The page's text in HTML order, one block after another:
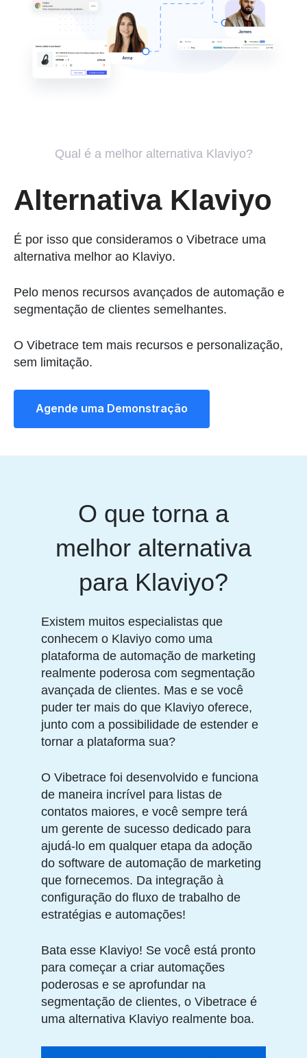
Alternativa Klaviyo
É por isso que consideramos o Vibetrace uma
alternativa melhor ao Klaviyo.
Pelo menos recursos avançados de automação e
segmentação de clientes semelhantes.
O Vibetrace tem mais recursos e personalização,
sem limitação.
Agende uma Demonstração
Qual é a melhor alternativa Klaviyo?
O que torna a
melhor alternativa
para Klaviyo?
Existem muitos especialistas que
conhecem o Klaviyo como uma
plataforma de automação de marketing
realmente poderosa com segmentação
avançada de clientes. Mas e se você
puder ter mais do que Klaviyo oferece,
junto com a possibilidade de estender e
tornar a plataforma sua?
O Vibetrace foi desenvolvido e funciona
de maneira incrível para listas de
contatos maiores, e você sempre terá
um gerente de sucesso dedicado para
ajudá-lo em qualquer etapa da adoção
do software de automação de marketing
que fornecemos. Da integração à
configuração do fluxo de trabalho de
estratégias e automações!
Bata esse Klaviyo! Se você está pronto
para começar a criar automações
poderosas e se aprofundar na
segmentação de clientes, o Vibetrace é
uma alternativa Klaviyo realmente boa.